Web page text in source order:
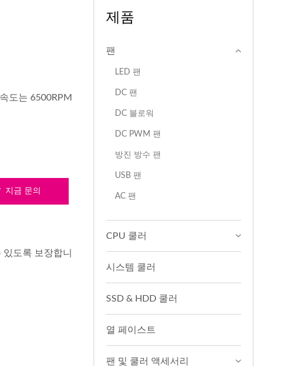
도는 6500RPM
지금 문의
도록 보장합니
제품
팬
LED 팬
DC 팬
DC 블로워
DC PWM 팬
방진 방수 팬
USB 팬
AC 팬
CPU 쿨러
시스템 쿨러
SSD & HDD 쿨러
열 페이스트
팬 및 쿨러 액세서리